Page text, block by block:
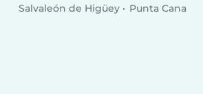
Salvaleón de Higüey Punta Cana